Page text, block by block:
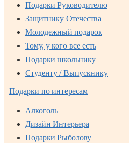
Подарки Руководителю
Защитнику Отечества
Молодежный подарок
Тому, у кого все есть
Подарки школьнику
Студенту / Выпускнику
Подарки по интересам
Алкоголь
Дизайн Интерьера
Подарки Рыболову